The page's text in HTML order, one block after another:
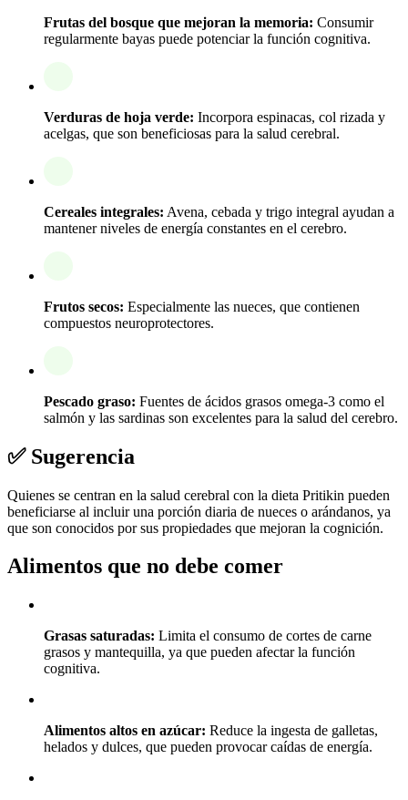
Frutas del bosque que mejoran la memoria: Consumir
regularmente bayas puede potenciar la función cognitiva.
Verduras de hoja verde: Incorpora espinacas, col rizada y
acelgas, que son beneficiosas para la salud cerebral.
Cereales integrales: Avena, cebada y trigo integral ayudan a
mantener niveles de energía constantes en el cerebro.
Frutos secos: Especialmente las nueces, que contienen
compuestos neuroprotectores.
Pescado graso: Fuentes de ácidos grasos omega-3 como el
salmón y las sardinas son excelentes para la salud del cerebro.
✅ Sugerencia
Quienes se centran en la salud cerebral con la dieta Pritikin pueden
beneficiarse al incluir una porción diaria de nueces o arándanos, ya
que son conocidos por sus propiedades que mejoran la cognición.
Alimentos que no debe comer
Grasas saturadas: Limita el consumo de cortes de carne
grasos y mantequilla, ya que pueden afectar la función
cognitiva.
Alimentos altos en azúcar: Reduce la ingesta de galletas,
helados y dulces, que pueden provocar caídas de energía.